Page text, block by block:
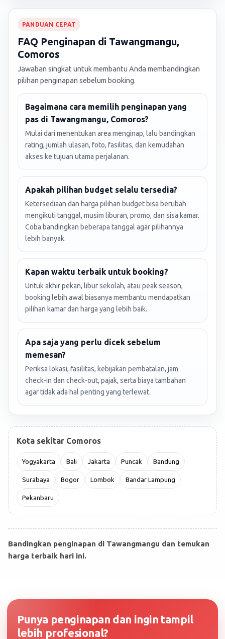
PANDUAN CEPAT
FAQ Penginapan di Tawangmangu,
Comoros
Jawaban singkat untuk membantu Anda membandingkan
pilihan penginapan sebelum booking.
Bagaimana cara memilih penginapan yang
pas di Tawangmangu, Comoros?
Mulai dari menentukan area menginap, lalu bandingkan
rating, jumlah ulasan, foto, fasilitas, dan kemudahan
akses ke tujuan utama perjalanan.
Apakah pilihan budget selalu tersedia?
Ketersediaan dan harga pilihan budget bisa berubah
mengikuti tanggal, musim liburan, promo, dan sisa kamar.
Coba bandingkan beberapa tanggal agar pilihannya
lebih banyak.
Kapan waktu terbaik untuk booking?
Untuk akhir pekan, libur sekolah, atau peak season,
booking lebih awal biasanya membantu mendapatkan
pilihan kamar dan harga yang lebih baik.
Apa saja yang perlu dicek sebelum
memesan?
Periksa lokasi, fasilitas, kebijakan pembatalan, jam
check-in dan check-out, pajak, serta biaya tambahan
agar tidak ada hal penting yang terlewat.
Kota sekitar Comoros
Yogyakarta Bali Jakarta Puncak Bandung
Surabaya Bogor Lombok Bandar Lampung
Pekanbaru
Bandingkan penginapan di Tawangmangu dan temukan
harga terbaik hari ini.
Punya penginapan dan ingin tampil
lebih profesional?